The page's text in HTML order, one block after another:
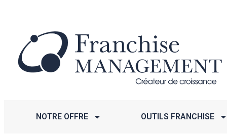
NOTRE OFFRE OUTILS FRANCHISE